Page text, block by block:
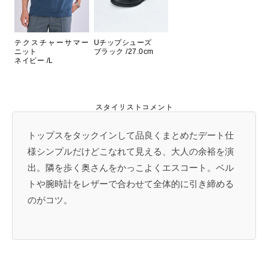
テクスチャーサマー
ニット
ネイビー /L
Uチップシューズ
ブラック /27.0cm
スタイリストコメント
トップスをタックインして品良くまとめたデート仕
様シンプルだけどこなれて見える、大人の余裕を演
出。隣を歩く奥さんをかっこよくエスコート。ベル
トや腕時計をレザーで合わせて全体的に引き締める
のがコツ。